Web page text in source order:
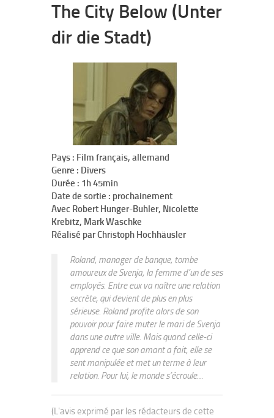
The City Below (Unter
dir die Stadt)
Pays : Film français, allemand
Genre : Divers
Durée : 1h 45min
Date de sortie : prochainement
Avec Robert Hunger-Buhler, Nicolette
Krebitz, Mark Waschke
Réalisé par Christoph Hochhäusler
Roland, manager de banque, tombe
amoureux de Svenja, la femme d’un de ses
employés. Entre eux va naître une relation
secrète, qui devient de plus en plus
sérieuse. Roland profite alors de son
pouvoir pour faire muter le mari de Svenja
dans une autre ville. Mais quand celle-ci
apprend ce que son amant a fait, elle se
sent manipulée et met un terme à leur
relation. Pour lui, le monde s’écroule…
(L'avis exprimé par les rédacteurs de cette